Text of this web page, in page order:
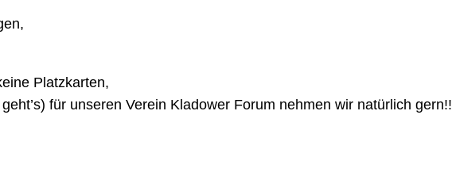
Platzkarten,
für unseren Verein Kladower Forum nehmen wir natürlich gern!!